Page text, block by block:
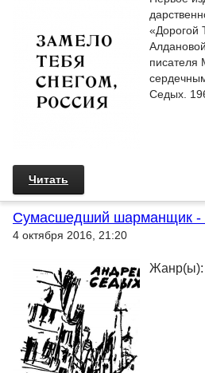
«Дорогой
писателя
Седых.
Читать
Сумасшедший шарманщик -
4 октября 2016, 21:20
Жанр(ы):